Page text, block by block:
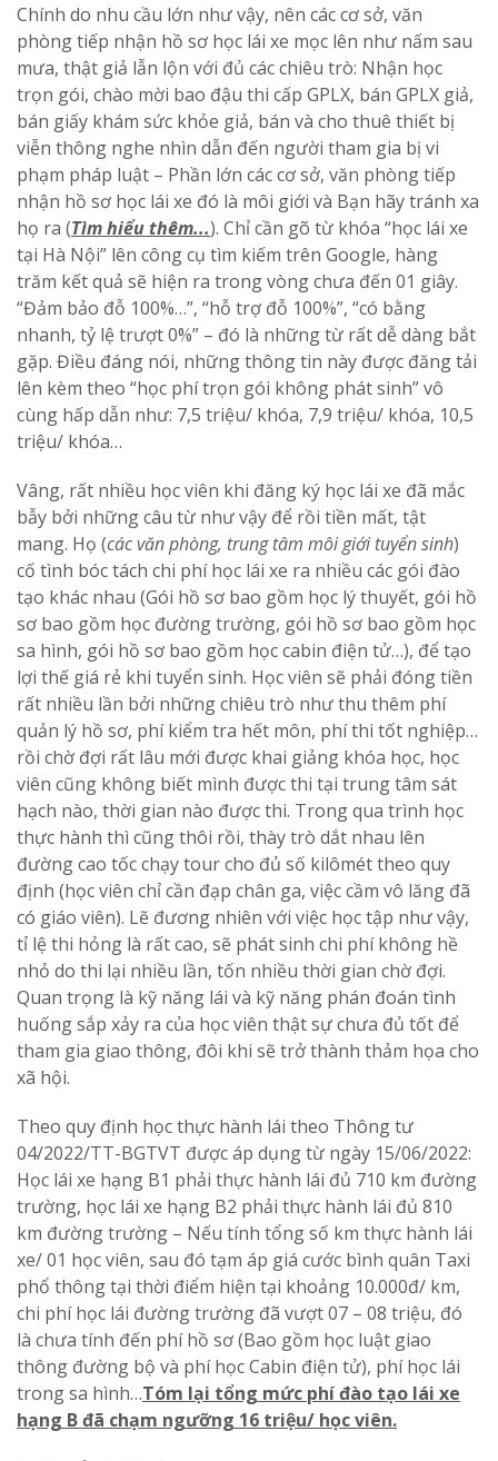
Chính do nhu cầu lớn như vậy, nên các cơ sở, văn
phòng tiếp nhận hồ sơ học lái xe mọc lên như nấm sau
mưa, thật giả lẫn lộn với đủ các chiêu trò: Nhận học
trọn gói, chào mời bao đậu thi cấp GPLX, bán GPLX giả,
bán giấy khám sức khỏe giả, bán và cho thuê thiết bị
viễn thông nghe nhìn dẫn đến người tham gia bị vi
phạm pháp luật – Phần lớn các cơ sở, văn phòng tiếp
nhận hồ sơ học lái xe đó là môi giới và Bạn hãy tránh xa
họ ra (Tìm hiểu thêm...). Chỉ cần gõ từ khóa “học lái xe
tại Hà Nội” lên công cụ tìm kiếm trên Google, hàng
trăm kết quả sẽ hiện ra trong vòng chưa đến 01 giây.
“Đảm bảo đỗ 100%…”, “hỗ trợ đỗ 100%”, “có bằng
nhanh, tỷ lệ trượt 0%” – đó là những từ rất dễ dàng bắt
gặp. Điều đáng nói, những thông tin này được đăng tải
lên kèm theo “học phí trọn gói không phát sinh” vô
cùng hấp dẫn như: 7,5 triệu/ khóa, 7,9 triệu/ khóa, 10,5
triệu/ khóa…
Vâng, rất nhiều học viên khi đăng ký học lái xe đã mắc
bẫy bởi những câu từ như vậy để rồi tiền mất, tật
mang. Họ (các văn phòng, trung tâm môi giới tuyển sinh)
cố tình bóc tách chi phí học lái xe ra nhiều các gói đào
tạo khác nhau (Gói hồ sơ bao gồm học lý thuyết, gói hồ
sơ bao gồm học đường trường, gói hồ sơ bao gồm học
sa hình, gói hồ sơ bao gồm học cabin điện tử…), để tạo
lợi thế giá rẻ khi tuyển sinh. Học viên sẽ phải đóng tiền
rất nhiều lần bởi những chiêu trò như thu thêm phí
quản lý hồ sơ, phí kiểm tra hết môn, phí thi tốt nghiệp…
rồi chờ đợi rất lâu mới được khai giảng khóa học, học
viên cũng không biết mình được thi tại trung tâm sát
hạch nào, thời gian nào được thi. Trong qua trình học
thực hành thì cũng thôi rồi, thày trò dắt nhau lên
đường cao tốc chạy tour cho đủ số kilômét theo quy
định (học viên chỉ cần đạp chân ga, việc cầm vô lăng đã
có giáo viên). Lẽ đương nhiên với việc học tập như vậy,
tỉ lệ thi hỏng là rất cao, sẽ phát sinh chi phí không hề
nhỏ do thi lại nhiều lần, tốn nhiều thời gian chờ đợi.
Quan trọng là kỹ năng lái và kỹ năng phán đoán tình
huống sắp xảy ra của học viên thật sự chưa đủ tốt để
tham gia giao thông, đôi khi sẽ trở thành thảm họa cho
xã hội.
Theo quy định học thực hành lái theo Thông tư
04/2022/TT-BGTVT được áp dụng từ ngày 15/06/2022:
Học lái xe hạng B1 phải thực hành lái đủ 710 km đường
trường, học lái xe hạng B2 phải thực hành lái đủ 810
km đường trường – Nếu tính tổng số km thực hành lái
xe/ 01 học viên, sau đó tạm áp giá cước bình quân Taxi
phổ thông tại thời điểm hiện tại khoảng 10.000đ/ km,
chi phí học lái đường trường đã vượt 07 – 08 triệu, đó
là chưa tính đến phí hồ sơ (Bao gồm học luật giao
thông đường bộ và phí học Cabin điện tử), phí học lái
trong sa hình…Tóm lại tổng mức phí đào tạo lái xe
hạng B đã chạm ngưỡng 16 triệu/ học viên.